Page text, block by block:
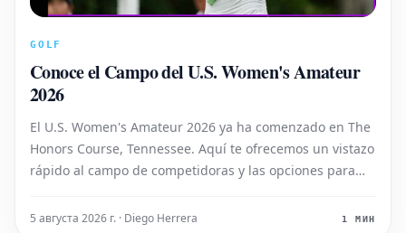
GOLF
Conoce el Campo del U.S. Women's Amateur
2026
El U.S. Women's Amateur 2026 ya ha comenzado en The
Honors Course, Tennessee. Aquí te ofrecemos un vistazo
rápido al campo de competidoras y las opciones para
5 августа 2026 г. · Diego Herrera 1 МИН